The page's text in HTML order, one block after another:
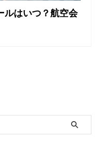
ルはいつ？航空会